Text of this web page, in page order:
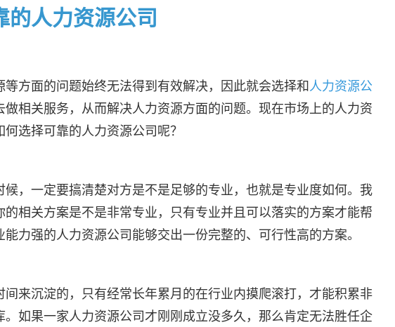
的人力资源公司
方面的问题始终无法得到有效解决，因此就会选择和人力资源公
相关服务，从而解决人力资源方面的问题。现在市场上的人力资
选择可靠的人力资源公司呢？
，一定要搞清楚对方是不是足够的专业，也就是专业度如何。我
相关方案是不是非常专业，只有专业并且可以落实的方案才能帮
力强的人力资源公司能够交出一份完整的、可行性高的方案。
来沉淀的，只有经常长年累月的在行业内摸爬滚打，才能积累非
如果一家人力资源公司才刚刚成立没多久，那么肯定无法胜任企